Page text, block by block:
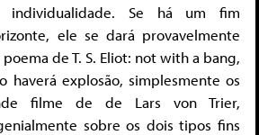
individualidade. Se há um fim
ele se dará provavelmente
de T. S. Eliot: not with a bang,
haverá explosão, simplesmente os
filme de de Lars von Trier,
sobre os dois tipos fins